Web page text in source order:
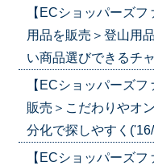
【ECショッパーズ
用品を販売＞登山用
い商品選びできるチ
【ECショッパーズ
販売＞こだわりやオ
分化で探しやすく
【ECショッパーズ